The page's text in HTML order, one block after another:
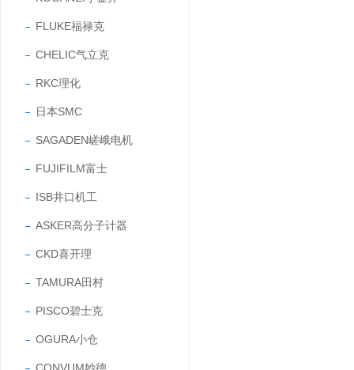
FLUKE福禄克
CHELIC气立克
RKC理化
日本SMC
SAGADEN嵯峨电机
FUJIFILM富士
ISB井口机工
ASKER高分子计器
CKD喜开理
TAMURA田村
PISCO碧士克
OGURA小仓